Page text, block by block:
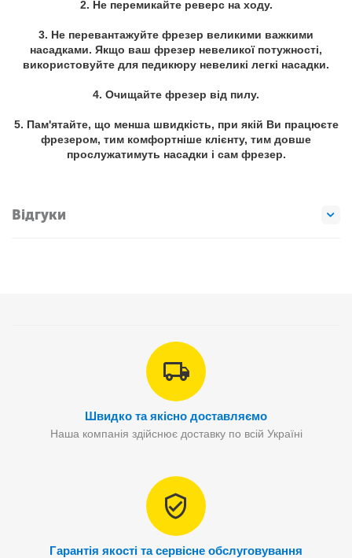
2. Не перемикайте реверс на ходу.
3. Не перевантажуйте фрезер великими важкими
насадками. Якщо ваш фрезер невеликої потужності,
використовуйте для педикюру невеликі легкі насадки.
4. Очищайте фрезер від пилу.
5. Пам'ятайте, що менша швидкість, при якій Ви працюєте
фрезером, тим комфортніше клієнту, тим довше
прослужатимуть насадки і сам фрезер.
Відгуки
Швидко та якісно доставляємо
Наша компанія здійснює доставку по всій Україні
Гарантія якості та сервісне обслуговування